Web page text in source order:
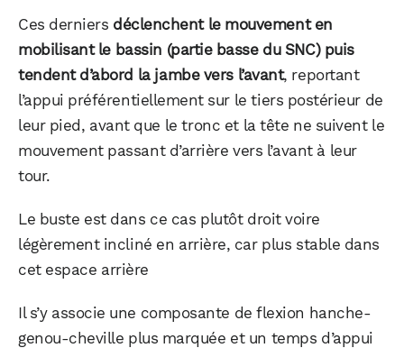
Ces derniers déclenchent le mouvement en
mobilisant le bassin (partie basse du SNC) puis
tendent d’abord la jambe vers l’avant, reportant
l’appui préférentiellement sur le tiers postérieur de
leur pied, avant que le tronc et la tête ne suivent le
mouvement passant d’arrière vers l’avant à leur
tour.
Le buste est dans ce cas plutôt droit voire
légèrement incliné en arrière, car plus stable dans
cet espace arrière
Il s’y associe une composante de flexion hanche-
genou-cheville plus marquée et un temps d’appui